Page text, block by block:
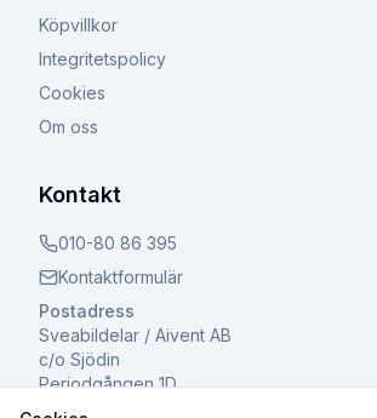
Köpvillkor
Integritetspolicy
Cookies
Om oss
Kontakt
010-80 86 395
Kontaktformulär
Postadress
Sveabildelar / Aivent AB
c/o Sjödin
Periodgången 1D
611 37 Nyköping